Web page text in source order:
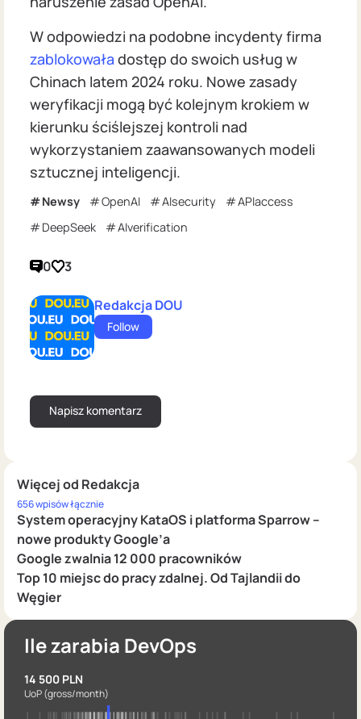
Więcej od Redakcja
656 wpisów łącznie
System operacyjny KataOS i platforma Sparrow –
nowe produkty Google’a
Google zwalnia 12 000 pracowników
Top 10 miejsc do pracy zdalnej. Od Tajlandii do
Węgier
W odpowiedzi na podobne incydenty firma
zablokowała dostęp do swoich usług w
Chinach latem 2024 roku. Nowe zasady
weryfikacji mogą być kolejnym krokiem w
kierunku ściślejszej kontroli nad
wykorzystaniem zaawansowanych modeli
sztucznej inteligencji.
Newsy OpenAI AIsecurity
APIaccess
DeepSeek
AIverification
0 3
Redakcja DOU
Follow
Ile zarabia DevOps
14 500 PLN
UoP(gross/month)